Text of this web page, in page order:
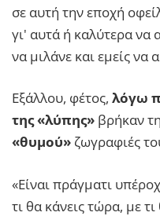
σε αυτή την εποχή
γι' αυτά ή καλύτερα να
να μιλάνε και εμείς να
Εξάλλου, φέτος, λόγω
της «λύπης» βρήκαν
«θυμού» ζωγραφιές
«Είναι πράγματι
τι θα κάνεις τώρα, με